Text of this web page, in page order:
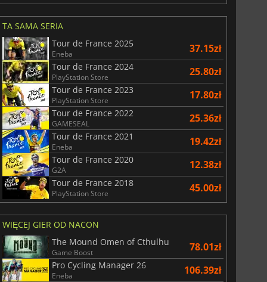
156.56zł
Gate 3
175.00
TA SAMA SERIA
Tour de France 2025
Eneba 37.15zł
Tour de France 2024
PlayStation Store 25.80zł
Tour de France 2023
PlayStation Store 17.80zł
Tour de France 2022
GAMESEAL 25.36zł
Tour de France 2021
Eneba 19.42zł
Tour de France 2020
G2A 12.38zł
Tour de France 2018
PlayStation Store 45.00zł
WIĘCEJ GIER OD NACON
The Mound Omen of Cthulhu
Game Boost 78.01zł
Pro Cycling Manager 26
Eneba 106.39zł